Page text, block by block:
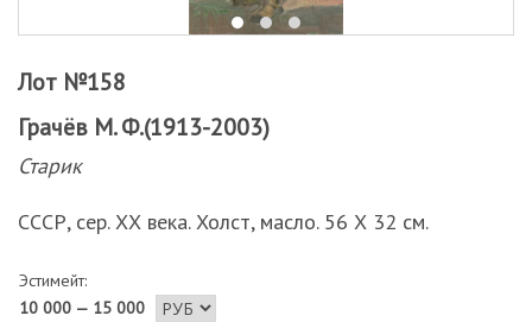
Лот №158
Грачёв М. Ф.(1913-2003)
Старик
СССР, сер. ХХ века. Холст, масло. 56 Х 32 см.
Эстимейт:
10 000 — 15 000